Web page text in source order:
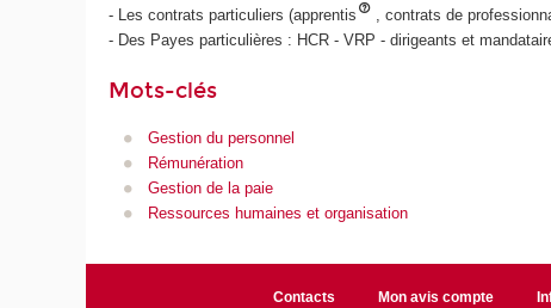
- Les contrats particuliers (apprentis
, contrats de
- Des Payes particulières : HCR - VRP - dirigeants et
Mots-clés
Gestion du personnel
Rémunération
Gestion de la paie
Ressources humaines et organisation
Contacts Mon avis compte